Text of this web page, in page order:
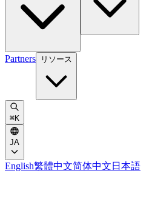
Partners リソース
⌘K
JA
English繁體中文简体中文 日本語